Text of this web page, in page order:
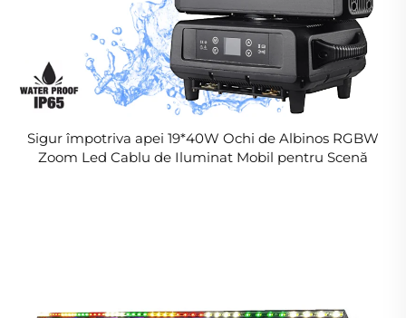
Sigur împotriva apei 19*40W Ochi de Albinos RGBW
Zoom Led Cablu de Iluminat Mobil pentru Scenă